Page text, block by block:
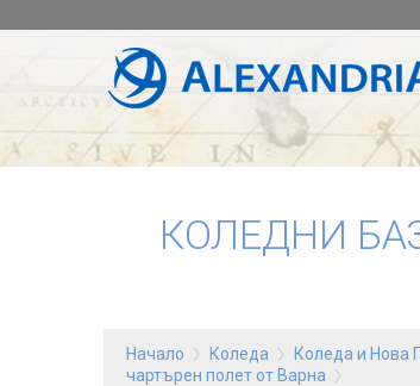
КОЛЕДНИ
Начало Коледа Коледа и Нова
чартърен полет от Варна